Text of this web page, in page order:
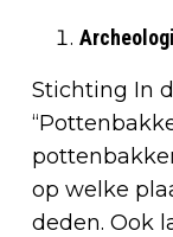
Stichting In
op welke
deden. Ook